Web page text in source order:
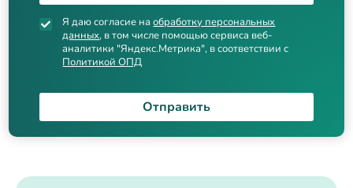
Я даю согласие наобработку персональных
данных, в том числе помощью сервиса веб-
аналитики "Яндекс.Метрика", в соответствии с
Политикой ОПД
Отправить